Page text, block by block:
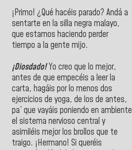
¡Primo! ¿Qué hacéis parado? Andá a
sentarte en la silla negra malayo,
que estamos haciendo perder
tiempo a la gente mijo.
¡Diosdado!Yo creo que lo mejor,
antes de que empecéis a leer la
carta, hagáis por lo menos dos
ejercicios de yoga, de los de antes,
pa’ que vayáis poniendo en ambiente
el sistema nervioso central y
asimiléis mejor los brollos que te
traigo. ¡Hermano! Si queréis